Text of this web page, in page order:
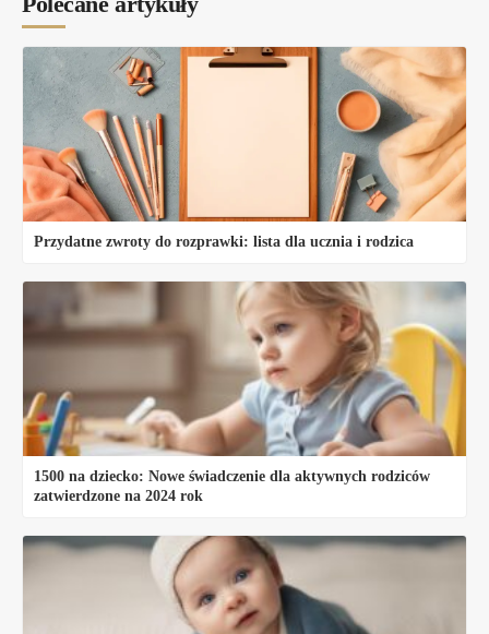
Przydatne zwroty do rozprawki: lista dla ucznia i rodzica
1500 na dziecko: Nowe świadczenie dla aktywnych rodziców
zatwierdzone na 2024 rok